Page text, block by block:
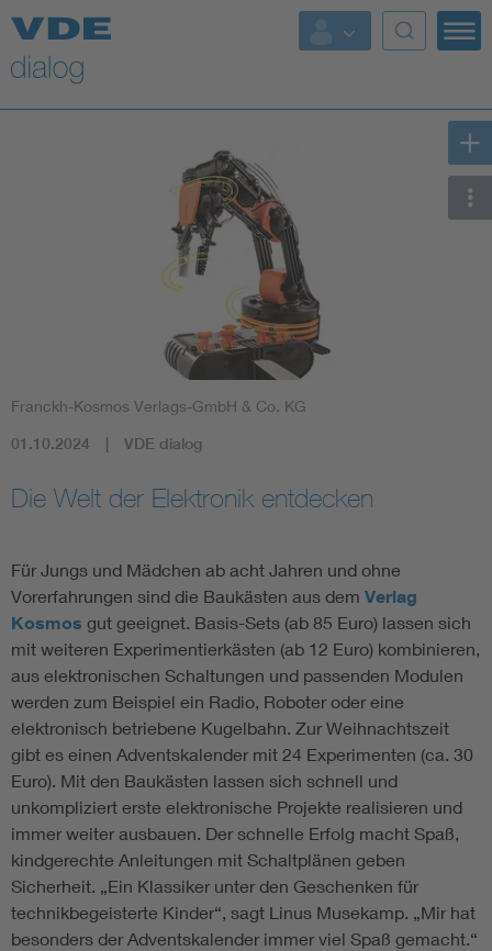
Franckh-Kosmos Verlags-GmbH & Co. KG
01.10.2024 VDE dialog
Die Welt der Elektronik entdecken
Für Jungs und Mädchen ab acht Jahren und ohne
Vorerfahrungen sind die Baukästen aus dem Verlag
Kosmos gut geeignet. Basis-Sets (ab 85 Euro) lassen sich
mit weiteren Experimentierkästen (ab 12 Euro) kombinieren,
aus elektronischen Schaltungen und passenden Modulen
werden zum Beispiel ein Radio, Roboter oder eine
elektronisch betriebene Kugelbahn. Zur Weihnachtszeit
gibt es einen Adventskalender mit 24 Experimenten (ca. 30
Euro). Mit den Baukästen lassen sich schnell und
unkompliziert erste elektronische Projekte realisieren und
immer weiter ausbauen. Der schnelle Erfolg macht Spaß,
kindgerechte Anleitungen mit Schaltplänen geben
Sicherheit. „Ein Klassiker unter den Geschenken für
technikbegeisterte Kinder“, sagt Linus Musekamp. „Mir hat
besonders der Adventskalender immer viel Spaß gemacht.“